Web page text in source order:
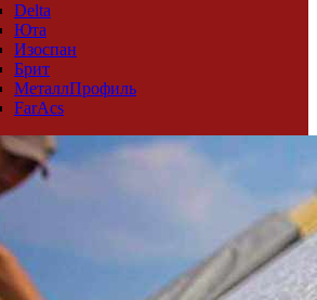
Delta
Юта
Изоспан
Брит
МеталлПрофиль
FarAcs